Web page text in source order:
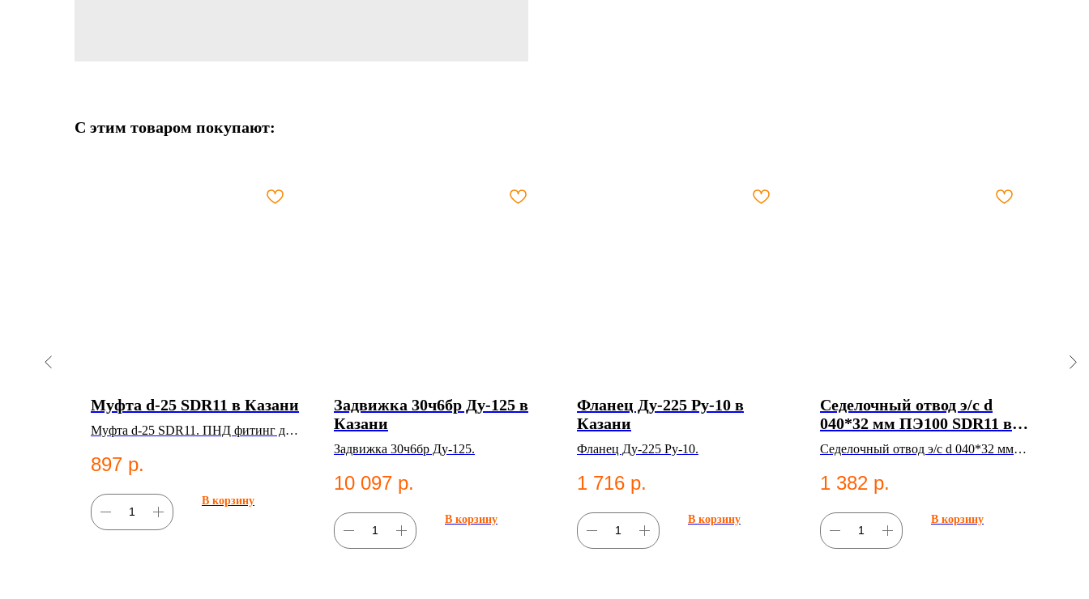
С этим товаром покупают:
Муфта d-25 SDR11 в Казани
Муфта d-25 SDR11. ПНД фитинг для
897 р.
В корзину
Задвижка 30ч6бр Ду-125 в
Казани
Задвижка 30ч6бр Ду-125.
10 097 р.
В корзину
Фланец Ду-225 Ру-10 в
Казани
Фланец Ду-225 Ру-10.
1 716 р.
В корзину
Седелочный отвод э/с d
040*32 мм ПЭ100 SDR11 в
Казани
Седелочный отвод э/с d 040*32 мм
систем водоснабжения.
1 382 р.
В корзину